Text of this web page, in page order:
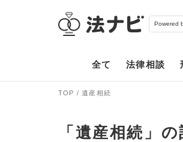
Powered
全て 法律相談
TOP 遺産相続
「遺産相続」